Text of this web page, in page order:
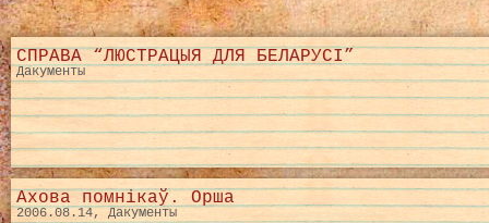
СПРАВА “ЛЮСТРАЦЫЯ ДЛЯ БЕЛАРУСІ”
Дакументы
Ахова помнікаў. Орша
2006.08.14, Дакументы